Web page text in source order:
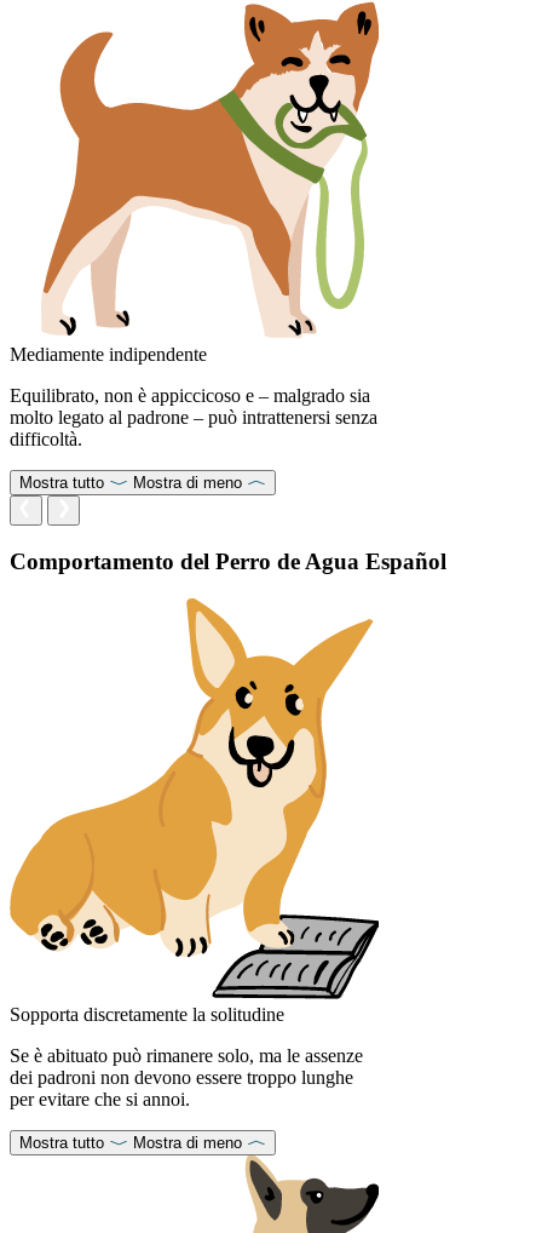
Mediamente indipendente
Equilibrato, non è appiccicoso e – malgrado sia
molto legato al padrone – può intrattenersi senza
difficoltà.
Mostra tutto Mostra di meno
Comportamento del Perro de Agua Español
Sopporta discretamente la solitudine
Se è abituato può rimanere solo, ma le assenze
dei padroni non devono essere troppo lunghe
per evitare che si annoi.
Mostra tutto Mostra di meno